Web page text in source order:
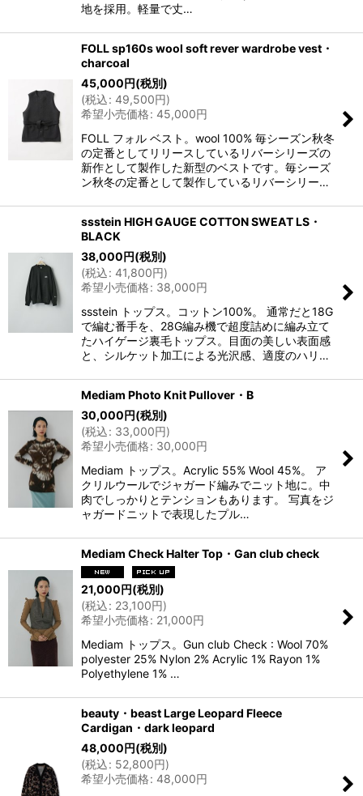
地を採用。軽量で丈…
FOLL sp160s wool soft rever wardrobe vest・
charcoal
45,000円(税別)
(税込: 49,500円)
希望小売価格: 45,000円
FOLL フォル ベスト。wool 100% 毎シーズン秋冬
の定番としてリリースしているリバーシリーズの
新作として製作した新型のベストです。毎シーズ
ン秋冬の定番として製作しているリバーシリー…
ssstein HIGH GAUGE COTTON SWEAT LS・
BLACK
38,000円(税別)
(税込: 41,800円)
希望小売価格: 38,000円
ssstein トップス。コットン100%。 通常だと18G
で編む番手を、28G編み機で超度詰めに編み立て
たハイゲージ裏毛トップス。目面の美しい表面感
と、シルケット加工による光沢感、適度のハリ…
Mediam Photo Knit Pullover・B
30,000円(税別)
(税込: 33,000円)
希望小売価格: 30,000円
Mediam トップス。Acrylic 55% Wool 45%。 ア
クリルウールでジャガード編みでニット地に。中
肉でしっかりとテンションもあります。 写真をジ
ャガードニットで表現したプル…
Mediam Check Halter Top・Gan club check
21,000円(税別)
(税込: 23,100円)
希望小売価格: 21,000円
Mediam トップス。Gun club Check : Wool 70%
polyester 25% Nylon 2% Acrylic 1% Rayon 1%
Polyethylene 1% …
beauty・beast Large Leopard Fleece
Cardigan・dark leopard
48,000円(税別)
(税込: 52,800円)
希望小売価格: 48,000円